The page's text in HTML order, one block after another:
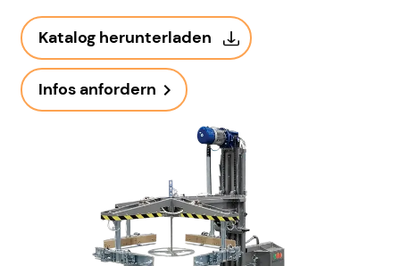
Katalog herunterladen
Infos anfordern navigate_next